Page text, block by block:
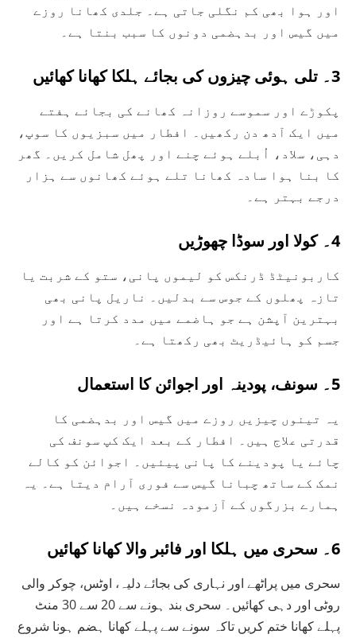
اور ہوا بھی کم نگلی جاتی ہے۔ جلدی کھانا روزے
میں گیس اور بدہضمی دونوں کا سبب بنتا ہے۔
3۔ تلی ہوئی چیزوں کی بجائے ہلکا کھانا کھائیں
پکوڑے اور سموسے روزانہ کھانے کی بجائے ہفتے
میں ایک آدھ دن رکھیں۔ افطار میں سبزیوں کا سوپ،
دہی، سلاد، اُبلے ہوئے چنے اور پھل شامل کریں۔ گھر
کا بنا ہوا سادہ کھانا تلے ہوئے کھانوں سے ہزار
درجے بہتر ہے۔
4۔ کولا اور سوڈا چھوڑیں
کاربونیٹڈ ڈرنکس کو لیموں پانی، ستو کے شربت یا
تازہ پھلوں کے جوس سے بدلیں۔ ناریل پانی بھی
بہترین آپشن ہے جو ہاضمے میں مدد کرتا ہے اور
جسم کو ہائیڈریٹ بھی رکھتا ہے۔
5۔ سونف، پودینہ اور اجوائن کا استعمال
یہ تینوں چیزیں روزے میں گیس اور بدہضمی کا
قدرتی علاج ہیں۔ افطار کے بعد ایک کپ سونف کی
چائے یا پودینے کا پانی پیئیں۔ اجوائن کو کالے
نمک کے ساتھ چبانا گیس سے فوری آرام دیتا ہے۔ یہ
ہمارے بزرگوں کے آزمودہ نسخے ہیں۔
6۔ سحری میں ہلکا اور فائبر والا کھانا کھائیں
سحری میں پراٹھے اور نہاری کی بجائے دلیہ، اوٹس، چوکر والی
روٹی اور دہی کھائیں۔ سحری بند ہونے سے 20 سے 30 منٹ
پہلے کھانا ختم کریں تاکہ سونے سے پہلے کھانا ہضم ہونا شروع